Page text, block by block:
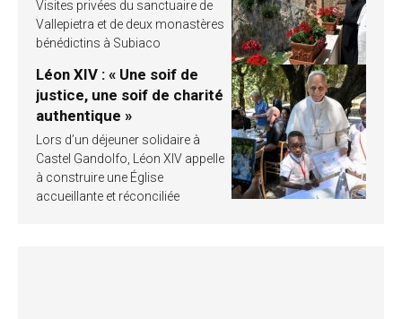
Visites privées du sanctuaire de
Vallepietra et de deux monastères
bénédictins à Subiaco
Léon XIV : « Une soif de
justice, une soif de charité
authentique »
Lors d’un déjeuner solidaire à
Castel Gandolfo, Léon XIV appelle
à construire une Église
accueillante et réconciliée